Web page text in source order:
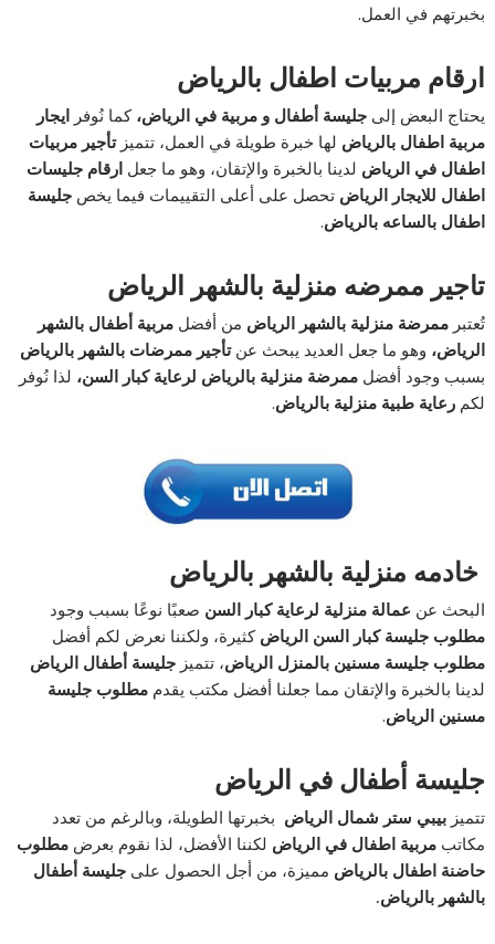
بخبرتهم في العمل.
ارقام مربيات اطفال بالرياض
يحتاج البعض إلىجليسة أطفال و مربية في الرياض،كما نُوفرايجار
مربية اطفال بالرياض لها خبرة طويلة في العمل، تتميزتأجير مربيات
اطفال في الرياض لدينا بالخبرة والإتقان، وهو ما جعلارقام جليسات
اطفال للايجار الرياض تحصل على أعلى التقييمات فيما يخصجليسة
اطفال بالساعه بالرياض.
تاجير ممرضه منزلية بالشهر الرياض
تُعتبرممرضة منزلية بالشهر الرياض من أفضلمربية أطفال بالشهر
الرياض، وهو ما جعل العديد يبحث عنتأجير ممرضات بالشهر بالرياض
بسبب وجود أفضلممرضة منزلية بالرياض لرعاية كبار السن، لذا نُوفر
لكمرعاية طبية منزلية بالرياض.
خادمه منزلية بالشهر بالرياض
البحث عن عمالة منزلية لرعاية كبار السن صعبًا نوعًا بسبب وجود
مطلوب جليسة كبار السن الرياض كثيرة، ولكننا نعرض لكم أفضل
مطلوب جليسة مسنين بالمنزل الرياض، تتميزجليسة أطفال الرياض
لدينا بالخبرة والإتقان مما جعلنا أفضل مكتب يقدممطلوب جليسة
مسنين الرياض.
جليسة أطفال في الرياض
تتميزبيبي ستر شمال الرياض بخبرتها الطويلة، وبالرغم من تعدد
مكاتبمربية اطفال في الرياض لكننا الأفضل، لذا نقوم بعرضمطلوب
حاضنة اطفال بالرياض مميزة، من أجل الحصول علىجليسة أطفال
بالشهر بالرياض.